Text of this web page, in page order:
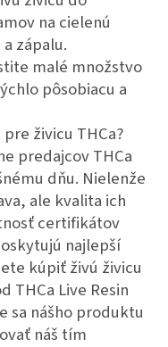
na cielenú
zápalu.
malé množstvo
pôsobiacu a
živicu THCa?
predajcov THCa
dňu. Nielenže
ale kvalita ich
certifikátov
najlepší
kúpiť živú živicu
THCa Live Resin
sa nášho produktu
náš tím